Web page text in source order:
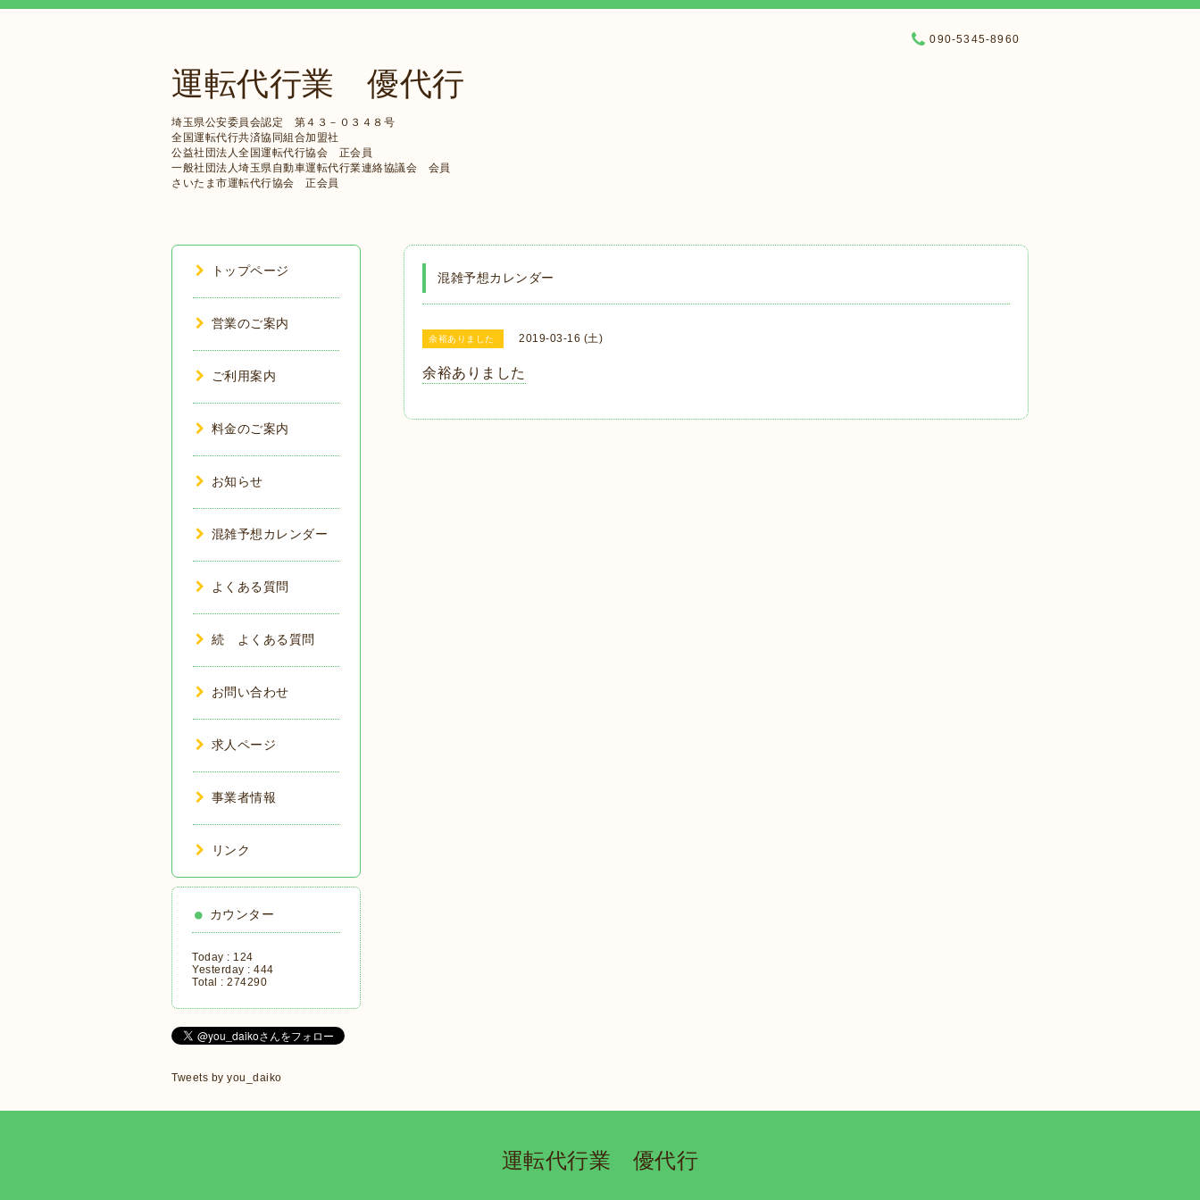
運転代行業 優代行
埼玉県公安委員会認定 第４３－０３４８号
全国運転代行共済協同組合加盟社
公益社団法人全国運転代行協会 正会員
一般社団法人埼玉県自動車運転代行業連絡協議会 会員
さいたま市運転代行協会 正会員
090-5345-8960
混雑予想カレンダー
余裕ありました 2019-03-16 (土)
余裕ありました
トップページ
営業のご案内
ご利用案内
料金のご案内
お知らせ
混雑予想カレンダー
よくある質問
続 よくある質問
お問い合わせ
求人ページ
事業者情報
リンク
カウンター
Today : 124
Yesterday : 444
Total : 274290
Tweets by you_daiko
運転代行業 優代行